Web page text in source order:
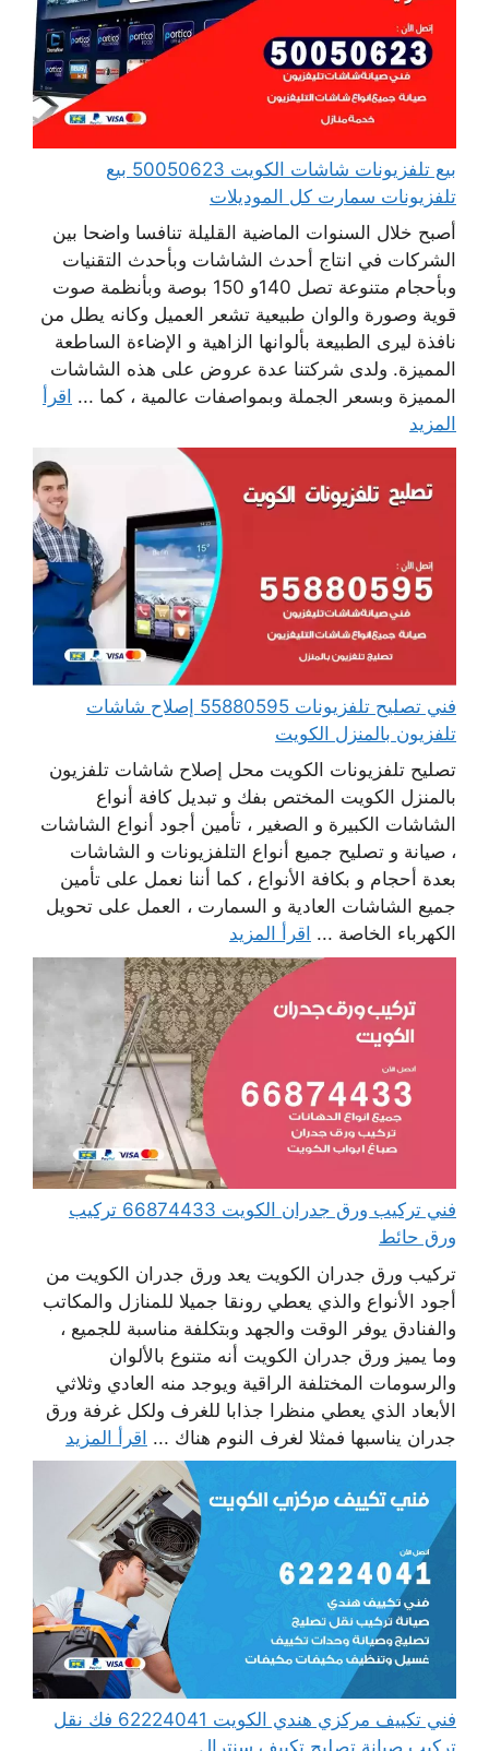
بيع تلفزيونات شاشات الكويت 50050623 بيع
تلفزيونات سمارت كل الموديلات
أصبح خلال السنوات الماضية القليلة تنافسا واضحا بين
الشركات في انتاج أحدث الشاشات وبأحدث التقنيات
وبأحجام متنوعة تصل 140و 150 بوصة وبأنظمة صوت
قوية وصورة والوان طبيعية تشعر العميل وكانه يطل من
نافذة ليرى الطبيعة بألوانها الزاهية و الإضاءة الساطعة
المميزة. ولدى شركتنا عدة عروض على هذه الشاشات
المميزة وبسعر الجملة وبمواصفات عالمية ، كما ... اقرأ
المزيد
فني تصليح تلفزيونات 55880595 إصلاح شاشات
تلفزيون بالمنزل الكويت
تصليح تلفزيونات الكويت محل إصلاح شاشات تلفزيون
بالمنزل الكويت المختص بفك و تبديل كافة أنواع
الشاشات الكبيرة و الصغير ، تأمين أجود أنواع الشاشات
، صيانة و تصليح جميع أنواع التلفزيونات و الشاشات
بعدة أحجام و بكافة الأنواع ، كما أننا نعمل على تأمين
جميع الشاشات العادية و السمارت ، العمل على تحويل
الكهرباء الخاصة ... اقرأ المزيد
فني تركيب ورق جدران الكويت 66874433 تركيب
ورق حائط
تركيب ورق جدران الكويت يعد ورق جدران الكويت من
أجود الأنواع والذي يعطي رونقا جميلا للمنازل والمكاتب
والفنادق يوفر الوقت والجهد وبتكلفة مناسبة للجميع ،
وما يميز ورق جدران الكويت أنه متنوع بالألوان
والرسومات المختلفة الراقية ويوجد منه العادي وثلاثي
الأبعاد الذي يعطي منظرا جذابا للغرف ولكل غرفة ورق
جدران يناسبها فمثلا لغرف النوم هناك ... اقرأ المزيد
فني تكييف مركزي هندي الكويت 62224041 فك نقل